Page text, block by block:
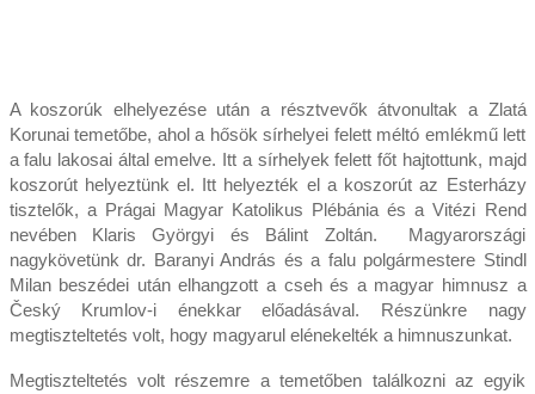
A koszorúk elhelyezése után a résztvevők átvonultak a Zlatá
Korunai temetőbe, ahol a hősök sírhelyei felett méltó emlékmű lett
a falu lakosai által emelve. Itt a sírhelyek felett főt hajtottunk, majd
koszorút helyeztünk el. Itt helyezték el a koszorút az Esterházy
tisztelők, a Prágai Magyar Katolikus Plébánia és a Vitézi Rend
nevében Klaris Györgyi és Bálint Zoltán. Magyarországi
nagykövetünk dr. Baranyi András és a falu polgármestere Stindl
Milan beszédei után elhangzott a cseh és a magyar himnusz a
Český Krumlov-i énekkar előadásával. Részünkre nagy
megtiszteltetés volt, hogy magyarul elénekelték a himnuszunkat.
Megtiszteltetés volt részemre a temetőben találkozni az egyik